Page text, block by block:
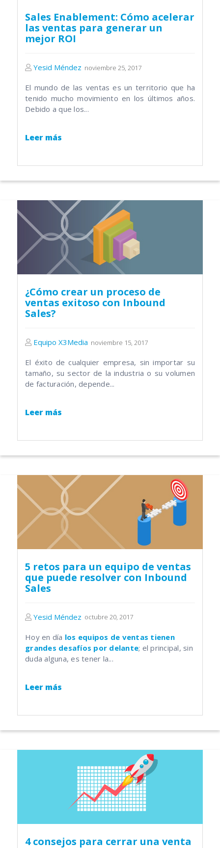
Sales Enablement: Cómo acelerar
las ventas para generar un
mejor ROI
Yesid Méndez noviembre 25, 2017
El mundo de las ventas es un territorio que ha
tenido mucho movimiento en los últimos años.
Debido a que los...
Leer más
¿Cómo crear un proceso de
ventas exitoso con Inbound
Sales?
Equipo X3Media noviembre 15, 2017
El éxito de cualquier empresa, sin importar su
tamaño, su sector de la industria o su volumen
de facturación, depende...
Leer más
5 retos para un equipo de ventas
que puede resolver con Inbound
Sales
Yesid Méndez octubre 20, 2017
Hoy en día los equipos de ventas tienen
grandes desafíos por delante; el principal, sin
duda alguna, es tener la...
Leer más
4 consejos para cerrar una venta